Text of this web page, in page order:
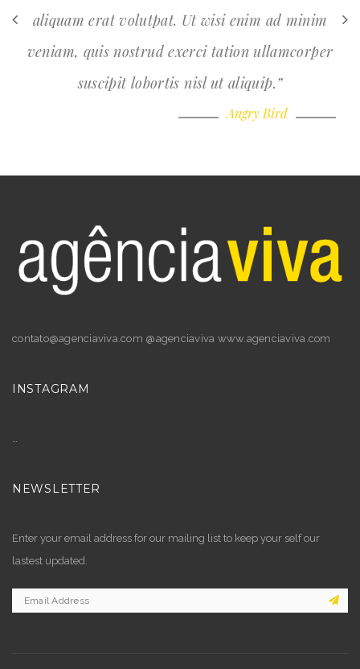
aliquam erat volutpat. Ut wisi enim ad minim
veniam, quis nostrud exerci tation ullamcorper
suscipit lobortis nisl ut aliquip.”
Angry Bird
contato@agenciaviva.com @agenciaviva www.agenciaviva.com
INSTAGRAM
NEWSLETTER
Enter your email address for our mailing list to keep your self our
lastest updated.